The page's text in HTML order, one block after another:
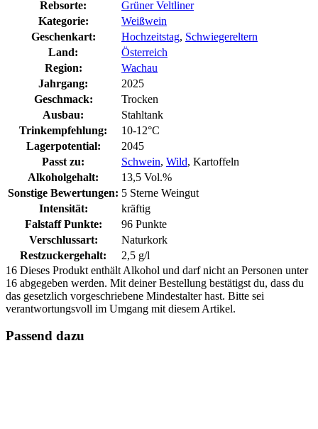
Rebsorte:
Grüner Veltliner
Kategorie:
Weißwein
Geschenkart:
Hochzeitstag, Schwiegereltern
Land:
Österreich
Region:
Wachau
Jahrgang:
2025
Geschmack:
Trocken
Ausbau:
Stahltank
Trinkempfehlung:
10-12°C
Lagerpotential:
2045
Passt zu:
Schwein, Wild, Kartoffeln
Alkoholgehalt:
13,5 Vol.%
Sonstige Bewertungen: 5 Sterne Weingut
Intensität:
kräftig
Falstaff Punkte:
96 Punkte
Verschlussart:
Naturkork
Restzuckergehalt:
2,5 g/l
16 Dieses Produkt enthält Alkohol und darf nicht an Personen unter
16 abgegeben werden. Mit deiner Bestellung bestätigst du, dass du
das gesetzlich vorgeschriebene Mindestalter hast. Bitte sei
verantwortungsvoll im Umgang mit diesem Artikel.
Passend dazu